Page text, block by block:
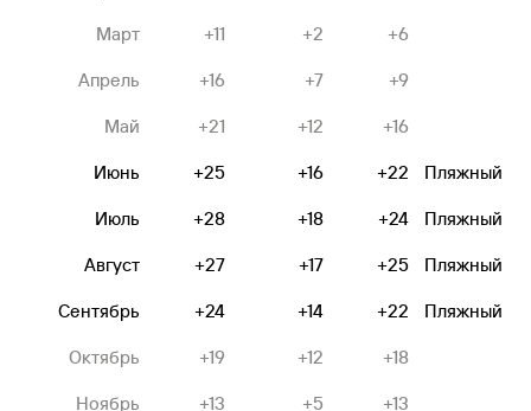
Март +11 +2 +6
Апрель +16 +7 +9
Май +21 +12 +16
Июнь +25 +16 +22 Пляжный
Июль +28 +18 +24 Пляжный
Август +27 +17 +25 Пляжный
Сентябрь +24 +14 +22 Пляжный
Октябрь +19 +12 +18
Ноябрь +13 +5 +13